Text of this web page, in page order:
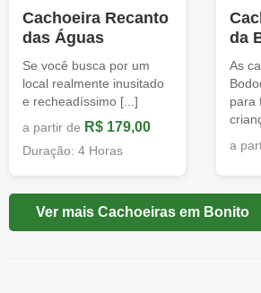
Cachoeira Recanto
das Águas
Se você busca por um
local realmente inusitado
e recheadíssimo [...]
a partir de R$ 179,00
Duração: 4 Horas
da
As
para
a
Ver mais Cachoeiras em Bonito